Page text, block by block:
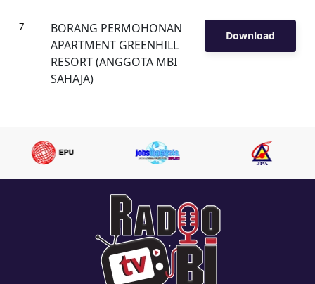
7
BORANG PERMOHONAN
APARTMENT GREENHILL
RESORT (ANGGOTA MBI
SAHAJA)
Download